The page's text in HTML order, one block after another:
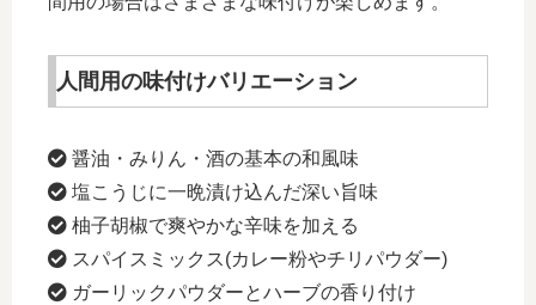
人間用の味付けバリエーション
醤油・みりん・酒の基本の和風味
塩こうじに一晩漬け込んだ深い旨味
柚子胡椒で爽やかな辛味を加える
スパイスミックス(カレー粉やチリパウダー)
ガーリックパウダーとハーブの香り付け